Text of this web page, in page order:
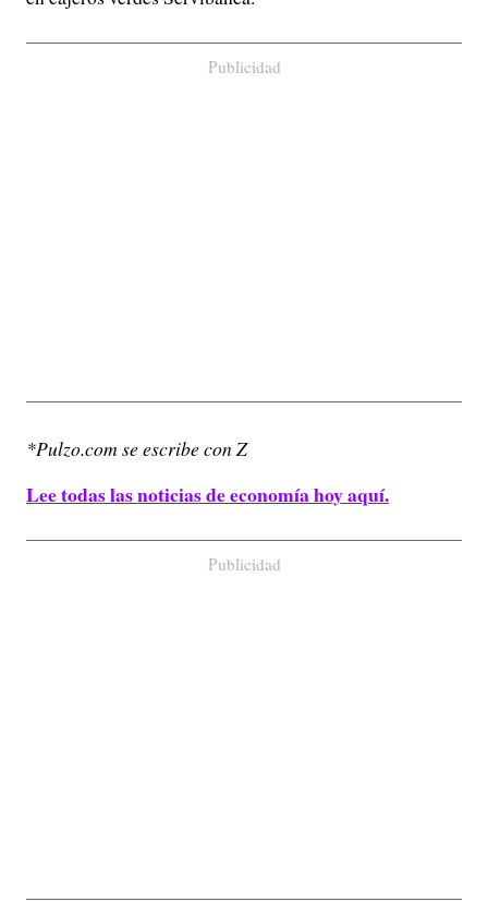
Publicidad
*Pulzo.com se escribe con Z
Lee todas las noticias de economía hoy aquí.
Publicidad